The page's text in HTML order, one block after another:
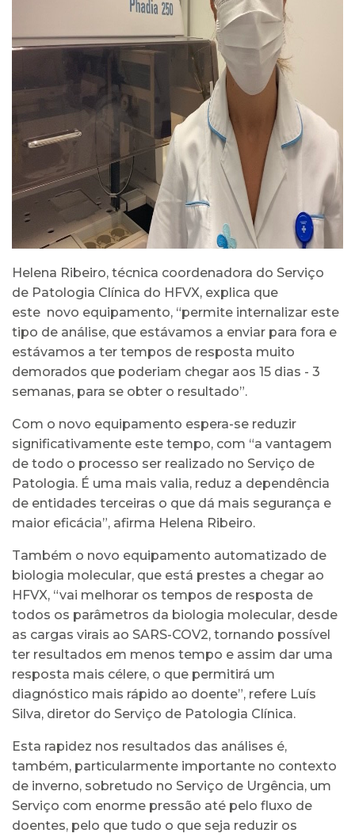
Helena Ribeiro, técnica coordenadora do Serviço
de Patologia Clínica do HFVX, explica que
este novo equipamento, “permite internalizar este
tipo de análise, que estávamos a enviar para fora e
estávamos a ter tempos de resposta muito
demorados que poderiam chegar aos 15 dias - 3
semanas, para se obter o resultado”.
Com o novo equipamento espera-se reduzir
significativamente este tempo, com “a vantagem
de todo o processo ser realizado no Serviço de
Patologia. É uma mais valia, reduz a dependência
de entidades terceiras o que dá mais segurança e
maior eficácia”, afirma Helena Ribeiro.
Também o novo equipamento automatizado de
biologia molecular, que está prestes a chegar ao
HFVX, “vai melhorar os tempos de resposta de
todos os parâmetros da biologia molecular, desde
as cargas virais ao SARS-COV2, tornando possível
ter resultados em menos tempo e assim dar uma
resposta mais célere, o que permitirá um
diagnóstico mais rápido ao doente”, refere Luís
Silva, diretor do Serviço de Patologia Clínica.
Esta rapidez nos resultados das análises é,
também, particularmente importante no contexto
de inverno, sobretudo no Serviço de Urgência, um
Serviço com enorme pressão até pelo fluxo de
doentes, pelo que tudo o que seja reduzir os